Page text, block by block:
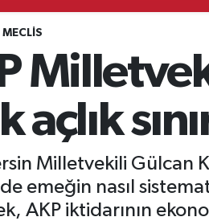
MECLIS
açlık
Milletvekili Gülcan
emeğin nasıl
AKP iktidarının